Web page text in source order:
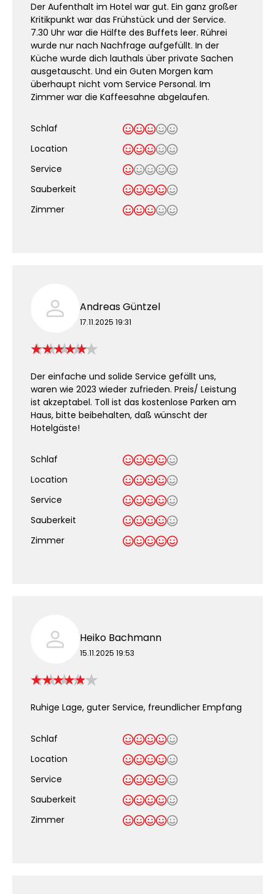
Der Aufenthalt im Hotel war gut. Ein ganz großer
Kritikpunkt war das Frühstück und der Service.
7.30 Uhr war die Hälfte des Buffets leer. Rührei
wurde nur nach Nachfrage aufgefüllt. In der
Küche wurde dich lauthals über private Sachen
ausgetauscht. Und ein Guten Morgen kam
überhaupt nicht vom Service Personal. Im
Zimmer war die Kaffeesahne abgelaufen.
Schlaf
Location
Service
Sauberkeit
Zimmer
Andreas Güntzel
17.11.2025 19:31
Der einfache und solide Service gefällt uns,
waren wie 2023 wieder zufrieden. Preis/ Leistung
ist akzeptabel. Toll ist das kostenlose Parken am
Haus, bitte beibehalten, daß wünscht der
Hotelgäste!
Schlaf
Location
Service
Sauberkeit
Zimmer
Heiko Bachmann
15.11.2025 19:53
Ruhige Lage, guter Service, freundlicher Empfang
Schlaf
Location
Service
Sauberkeit
Zimmer